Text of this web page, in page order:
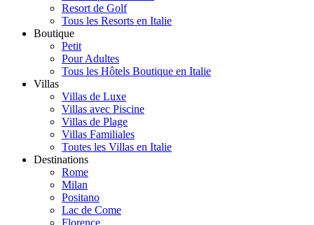
Resort de Golf
Tous les Resorts en Italie
Boutique
Petit
Pour Adultes
Tous les Hôtels Boutique en Italie
Villas
Villas de Luxe
Villas avec Piscine
Villas de Plage
Villas Familiales
Toutes les Villas en Italie
Destinations
Rome
Milan
Positano
Lac de Come
Florence